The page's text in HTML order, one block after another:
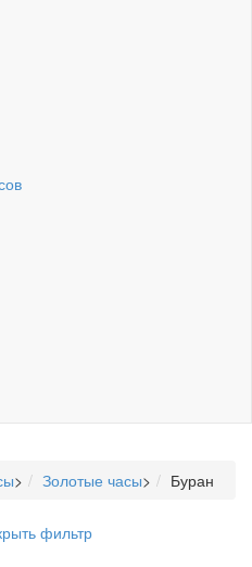
> Золотые часы> Буран
фильтр